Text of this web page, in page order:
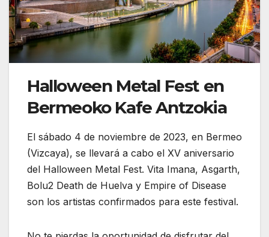
Halloween Metal Fest en
Bermeoko Kafe Antzokia
El sábado 4 de noviembre de 2023, en Bermeo
(Vizcaya), se llevará a cabo el XV aniversario
del Halloween Metal Fest. Vita Imana, Asgarth,
Bolu2 Death de Huelva y Empire of Disease
son los artistas confirmados para este festival.